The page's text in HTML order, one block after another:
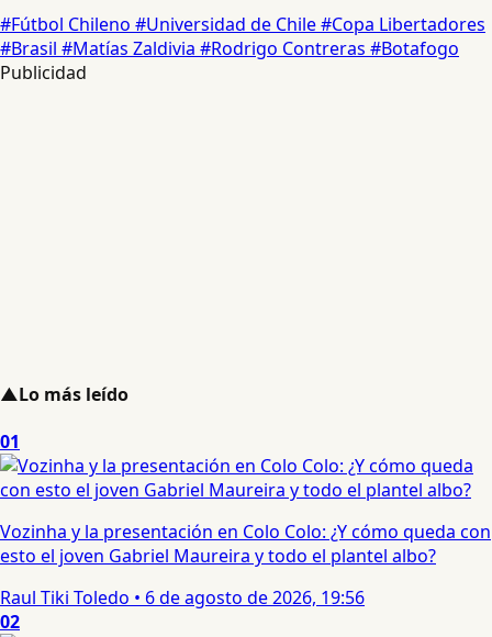
#Fútbol Chileno #Universidad de Chile#Copa Libertadores
#Brasil #Matías Zaldivia #Rodrigo Contreras #Botafogo
Publicidad
▲Lo más leído
01
Vozinha y la presentación en Colo Colo: ¿Y cómo queda con
esto el joven Gabriel Maureira y todo el plantel albo?
Raul Tiki Toledo • 6 de agosto de 2026, 19:56
02